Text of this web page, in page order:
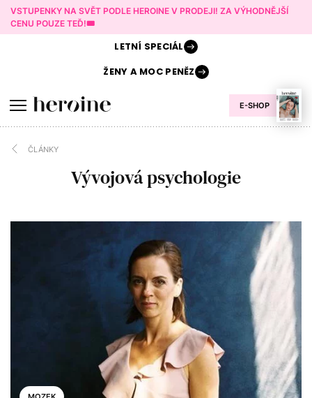
VSTUPENKY NA SVĚT PODLE HEROINE V PRODEJI! ZA VÝHODNĚJŠÍ
CENU POUZE TEĎ!🎟️
E-SHOP
LETNÍ SPECIÁL
ŽENY AMOC PENĚZ
ČLÁNKY
Vývojová psychologie